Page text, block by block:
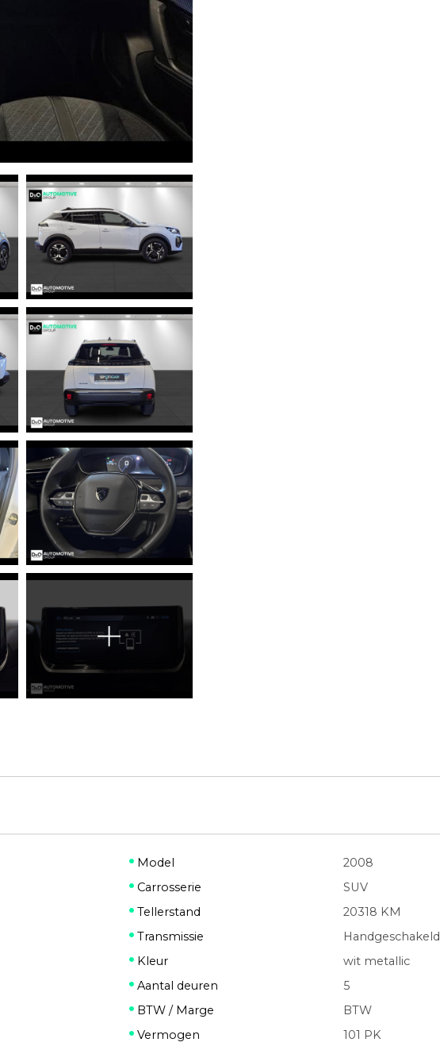
Model
2008
Carrosserie
SUV
Tellerstand
20318 KM
Transmissie
Handgeschakeld
Kleur
wit metallic
Aantal deuren
5
BTW / Marge
BTW
Vermogen
101 PK